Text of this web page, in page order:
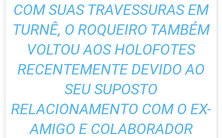
COM SUAS TRAVESSURAS EM
TURNÊ, O ROQUEIRO TAMBÉM
VOLTOU AOS HOLOFOTES
RECENTEMENTE DEVIDO AO
SEU SUPOSTO
RELACIONAMENTO COM O EX-
AMIGO E COLABORADOR